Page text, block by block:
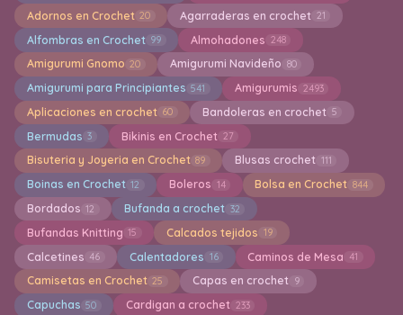
Adornos en Crochet 20 Agarraderas en crochet 21
Alfombras en Crochet 99 Almohadones 248
Amigurumi Gnomo 20 Amigurumi Navideño 80
Amigurumi para Principiantes 541 Amigurumis 2493
Aplicaciones en crochet 60 Bandoleras en crochet 5
Bermudas 3 Bikinis en Crochet 27
Bisuteria y Joyeria en Crochet 89 Blusas crochet 111
Boinas en Crochet 12 Boleros 14 Bolsa en Crochet 844
Bordados 12 Bufanda a crochet 32
Bufandas Knitting 15 Calcados tejidos 19
Calcetines 46 Calentadores 16 Caminos de Mesa 41
Camisetas en Crochet 25 Capas en crochet 9
Capuchas 50 Cardigan a crochet 233